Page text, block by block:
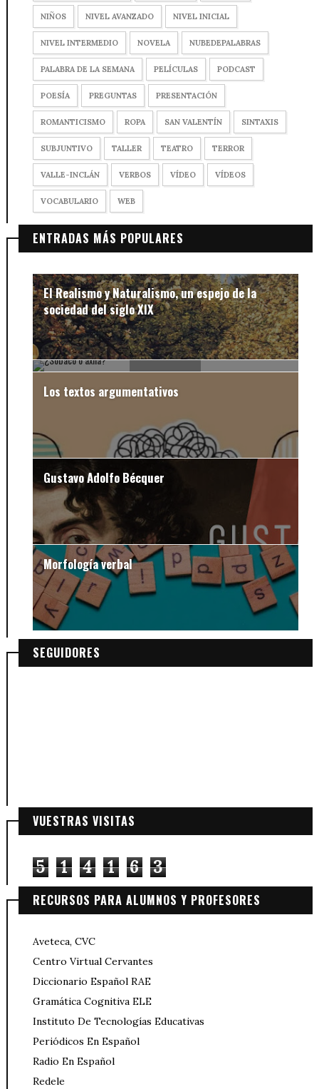
NIÑOS NIVEL AVANZADO NIVEL INICIAL
NIVEL INTERMEDIO NOVELA NUBEDEPALABRAS
PALABRA DE LA SEMANA PELÍCULAS PODCAST
POESÍA PREGUNTAS PRESENTACIÓN
ROMANTICISMO ROPA SAN VALENTÍN SINTAXIS
SUBJUNTIVO TALLER TEATRO TERROR
VALLE-INCLÁN VERBOS VÍDEO VÍDEOS
VOCABULARIO WEB
ENTRADAS MÁS POPULARES
El Realismo y Naturalismo, un espejo de la
sociedad del siglo XIX
Los textos argumentativos
Gustavo Adolfo Bécquer
Morfología verbal
SEGUIDORES
VUESTRAS VISITAS
5 1 4 1 6 3
RECURSOS PARA ALUMNOS Y PROFESORES
Aveteca, CVC
Centro Virtual Cervantes
Diccionario Español RAE
Gramática Cognitiva ELE
Instituto De Tecnologías Educativas
Periódicos En Español
Radio En Español
Redele